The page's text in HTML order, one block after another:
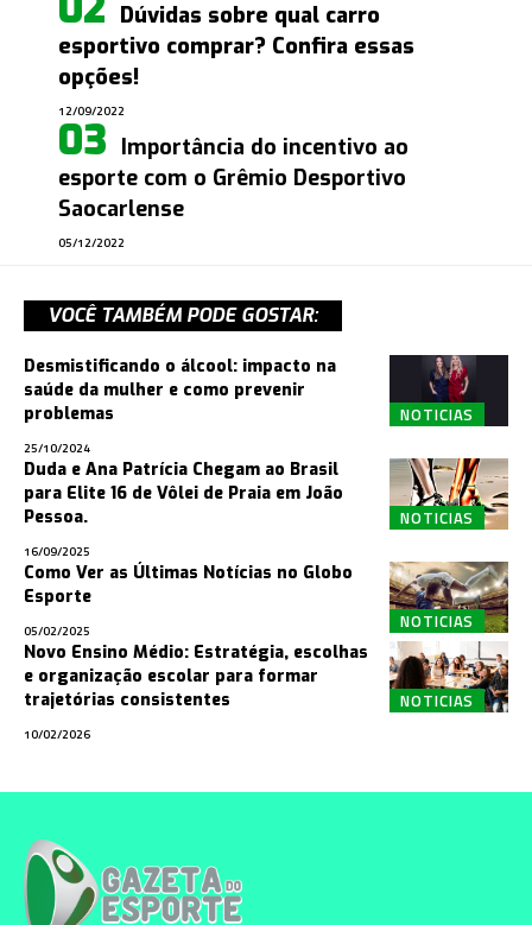
Dúvidas sobre qual carro
esportivo comprar? Confira essas
opções!
12/09/2022
Importância do incentivo ao
esporte com o Grêmio Desportivo
Saocarlense
05/12/2022
VOCÊ TAMBÉM PODE GOSTAR:
NOTICIAS
Desmistificando o álcool: impacto na
saúde da mulher e como prevenir
problemas
25/10/2024
NOTICIAS
Duda e Ana Patrícia Chegam ao Brasil
para Elite 16 de Vôlei de Praia em João
Pessoa.
16/09/2025
NOTICIAS
Como Ver as Últimas Notícias no Globo
Esporte
05/02/2025
NOTICIAS
Novo Ensino Médio: Estratégia, escolhas
e organização escolar para formar
trajetórias consistentes
10/02/2026